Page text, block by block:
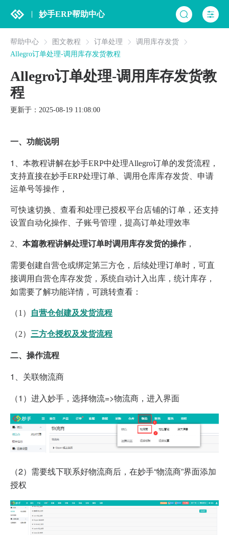
妙手ERP帮助中心
帮助中心 图文教程 订单处理
调用库存发货
Allegro订单处理-调用库存发货教程
Allegro订单处理-调用库存发货教
程
更新于：2025-08-19 11:08:00
一、功能说明
1、
本教程讲解在妙手ERP中处理Allegro订单的发货流程，
支持直接在妙手ERP处理订单、调用仓库库存发货、申请
运单号等操作，
可快速切换、查看和处理已授权平台店铺的订单，还支持
设置自动化操作、子账号管理，提高订单处理效率
2、 本篇教程讲解处理订单时调用库存发货的操作 ，
需要创建自营仓或绑定第三方仓，后续处理订单时，可直
接调用自营仓库存发货，系统自动计入出库，统计库存，
如需要了解功能详情，可跳转查看：
（1） 自营仓创建及发货流程
（2） 三方仓授权及发货流程
二、操作流程
1、 关联物流商
（1）进入妙手，选择物流=>物流商，进入界面
（2）需要线下联系好物流商后，在妙手“物流商”界面添加
授权